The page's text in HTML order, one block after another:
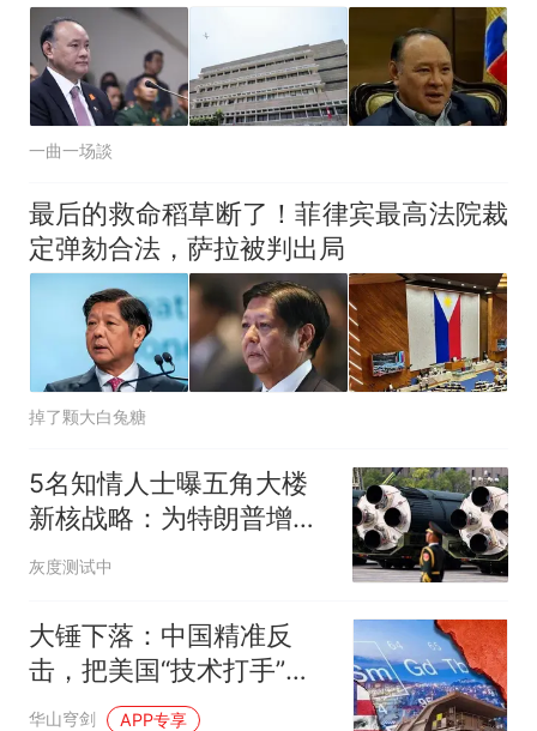
一曲一场談
最后的救命稻草断了！菲律宾最高法院裁
定弹劾合法，萨拉被判出局
掉了颗大白兔糖
5名知情人士曝五角大楼
新核战略：为特朗普增短
程核选项，战术不意味小
灰度测试中
大锤下落：中国精准反
击，把美国“技术打手”的
老底全掀了！
华山穹剑 APP专享